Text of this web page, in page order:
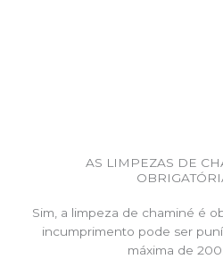
AS LIMPEZAS DE
Sim, a limpeza de chaminé é
incumprimento pode ser
máxima de